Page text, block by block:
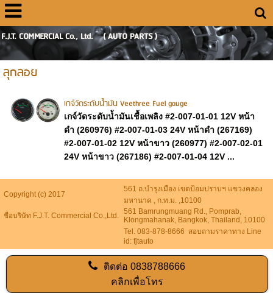
F.J.T. COMMERCIAL Co., Ltd. ( AUTO PARTS )
ลุกลอย
เกจ์วัดระดับน้ำมัน Veethree Fuel gauge
เกจ์วัดระดับน้ำมันเชื้อเพลิง #2-007-01-01 12V หน้า
ดำ (260976) #2-007-01-03 24V หน้าดำ (267169)
#2-007-01-02 12V หน้าขาว (260977) #2-007-02-01
24V หน้าขาว (267186) #2-007-01-04 12V ...
Copyright (c) 2017
561 ถ.บำรุงเมือง เขตป้อมปราบฯ แขวงคลอง
มหานาค , ก.ท.ม. ,10100
ชื่อบริษัท F.J.T. Commercial Co.,Ltd. 561 Bamrungmuang Rd., Pomprab,
Klongmahanak, Bangkok, Thailand, 10100
Tel. 083-878-8666 สอบถามราคาทาง Line
id: fjtauto
ติดต่อ0838788666
คลิกเพื่อโทร